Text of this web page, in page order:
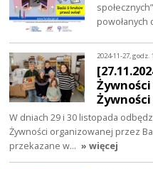
2024-11-27, godz.
W dniach 29 i 30 listopada
Żywności organizowanej przez
przekazane w… » więcej